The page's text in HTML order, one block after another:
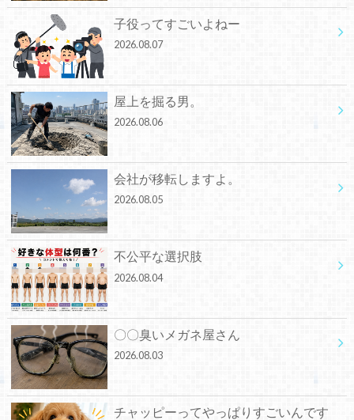
子役ってすごいよねー
2026.08.07
屋上を掘る男。
2026.08.06
会社が移転しますよ。
2026.08.05
不公平な選択肢
2026.08.04
〇〇臭いメガネ屋さん
2026.08.03
チャッピーってやっぱりすごいんです